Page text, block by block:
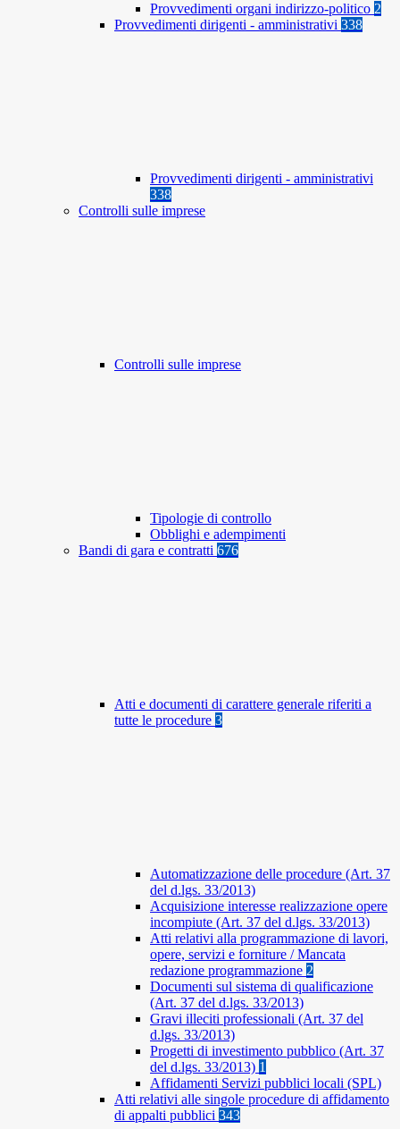
Provvedimenti organi indirizzo-politico 2
Provvedimenti dirigenti - amministrativi 338
Provvedimenti dirigenti - amministrativi
338
Controlli sulle imprese
Controlli sulle imprese
Tipologie di controllo
Obblighi e adempimenti
Bandi di gara e contratti 676
Atti e documenti di carattere generale riferiti a
tutte le procedure 3
Automatizzazione delle procedure (Art. 37
del d.lgs. 33/2013)
Acquisizione interesse realizzazione opere
incompiute (Art. 37 del d.lgs. 33/2013)
Atti relativi alla programmazione di lavori,
opere, servizi e forniture / Mancata
redazione programmazione 2
Documenti sul sistema di qualificazione
(Art. 37 del d.lgs. 33/2013)
Gravi illeciti professionali (Art. 37 del
d.lgs. 33/2013)
Progetti di investimento pubblico (Art. 37
del d.lgs. 33/2013) 1
Affidamenti Servizi pubblici locali (SPL)
Atti relativi alle singole procedure di affidamento
di appalti pubblici 343